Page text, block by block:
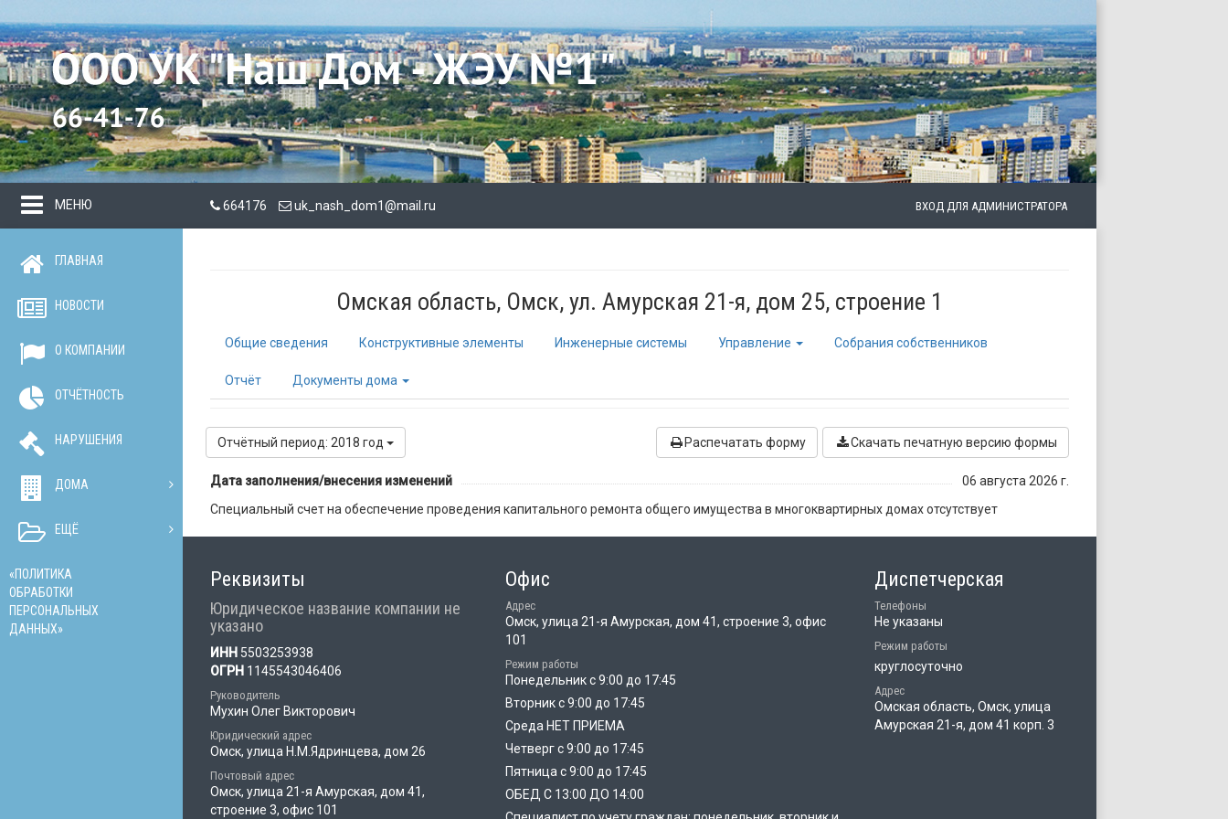
МЕНЮ 664176 uk_nash_dom1@mail.ru ВХОД ДЛЯ АДМИНИСТРАТОРА
ГЛАВНАЯ
НОВОСТИ
О КОМПАНИИ
ОТЧЁТНОСТЬ
НАРУШЕНИЯ
ДОМА
ЕЩЁ
«ПОЛИТИКА
ОБРАБОТКИ
ПЕРСОНАЛЬНЫХ
ДАННЫХ»
Омская область, Омск, ул. Амурская 21-я, дом 25, строение 1
Общие сведения Конструктивные элементы Инженерные системы Управление Собрания собственников
Отчёт Документы дома
Отчётный период: 2018 год Распечатать форму Скачать печатную версию формы
Дата заполнения/внесения изменений
06 августа 2026 г.
Специальный счет на обеспечение проведения капитального ремонта общего имущества в многоквартирных домах отсутствует
Реквизиты
Юридическое название компании не
указано
ИНН 5503253938
ОГРН 1145543046406
Руководитель
Мухин Олег Викторович
Юридический адрес
Омск, улица Н.М.Ядринцева, дом 26
Почтовый адрес
Омск, улица 21-я Амурская, дом 41,
строение 3, офис 101
Офис
Адрес
Омск, улица 21-я Амурская, дом 41, строение 3, офис
101
Режим работы
Понедельник с 9:00 до 17:45
Вторник с 9:00 до 17:45
Среда НЕТ ПРИЕМА
Четверг с 9:00 до 17:45
Пятница с 9:00 до 17:45
ОБЕД С 13:00 ДО 14:00
Диспетчерская
Телефоны
Не указаны
Режим работы
круглосуточно
Адрес
Омская область, Омск, улица
Амурская 21-я, дом 41 корп. 3